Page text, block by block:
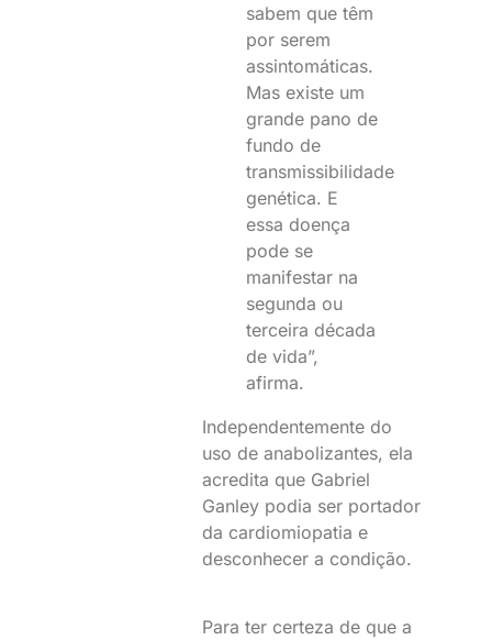
sabem que têm
por serem
assintomáticas.
Mas existe um
grande pano de
fundo de
transmissibilidade
genética. E
essa doença
pode se
manifestar na
segunda ou
terceira década
de vida”,
afirma.
Independentemente do
uso de anabolizantes, ela
acredita que Gabriel
Ganley podia ser portador
da cardiomiopatia e
desconhecer a condição.
Para ter certeza de que a